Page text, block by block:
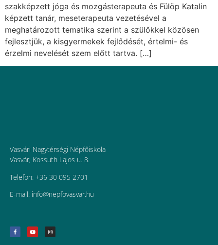
szakképzett jóga és mozgásterapeuta és Fülöp Katalin
képzett tanár, meseterapeuta vezetésével a
meghatározott tematika szerint a szülőkkel közösen
fejlesztjük, a kisgyermekek fejlődését, értelmi- és
érzelmi nevelését szem előtt tartva. […]
Vasvári Nagytérségi Népfőiskola
Vasvár, Kossuth Lajos u. 8.
Telefon: +36 30 095 2701
E-mail: uh.ravsavofpen@ofni